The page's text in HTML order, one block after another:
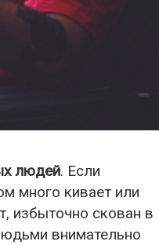
людей. Если
много кивает или
избыточно скован в
внимательно